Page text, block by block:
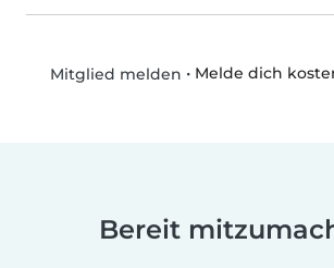
Mitglied melden • Melde dich
Bereit